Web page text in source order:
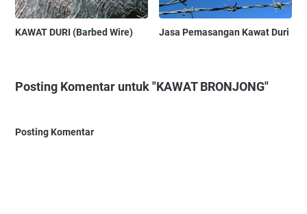
KAWAT DURI (Barbed Wire) Jasa Pemasangan Kawat Duri
Posting Komentar untuk "KAWAT BRONJONG"
Posting Komentar